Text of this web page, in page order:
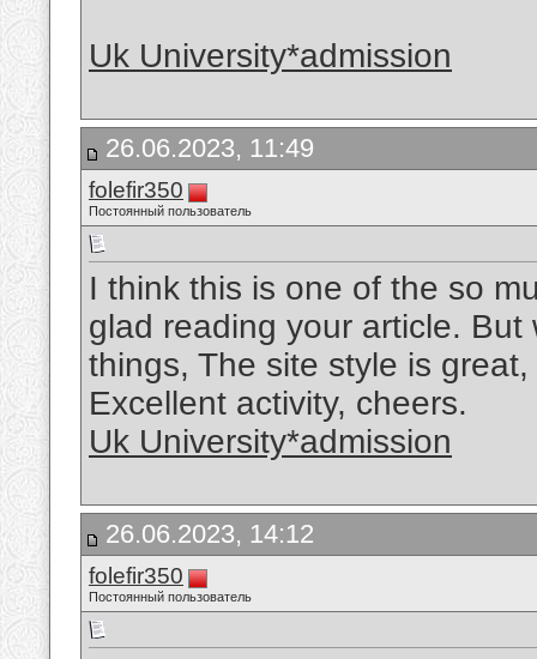
Uk University*admission
26.06.2023, 11:49
folefir350
Постоянный пользователь
I think this is one of the so
glad reading your article.
things, The site style is
Excellent activity, cheers.
Uk University*admission
26.06.2023, 14:12
folefir350
Постоянный пользователь